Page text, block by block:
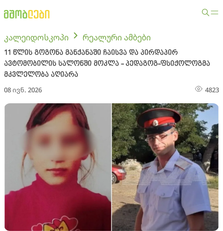
კალეიდოსკოპი რეალური ამბები
11 წლის გოგონა მანქანაში ჩაისვა და პირდაპირ
ავტომობილის სალონში მოკლა - პედაგოგ-ფსიქოლოგმა
მკვლელობა აღიარა
08 ივნ. 2026 4823